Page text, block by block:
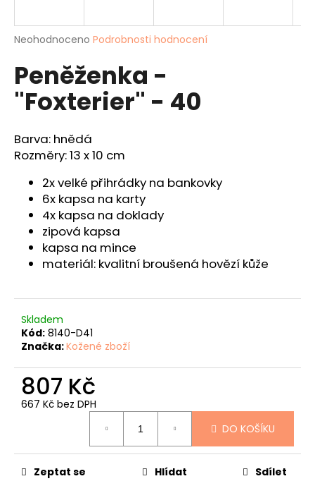
Průměrné
produktu
je
0,0
hvězdiček.
Neohodnoceno Podrobnosti hodnocení
Peněženka -
"Foxterier" - 40
Barva: hnědá
Rozměry: 13 x 10 cm
2x velké přihrádky na bankovky
6x kapsa na karty
4x kapsa na doklady
zipová kapsa
kapsa na mince
materiál: kvalitní broušená hovězí kůže
Skladem
Kód: 8140-D41
Značka:Kožené zboží
807 Kč
667 Kč bez DPH
DO KOŠÍKU
Zeptat se Hlídat Sdílet
j
t
?
u
č
u
e
m
e
"KAPR
BOILIES"